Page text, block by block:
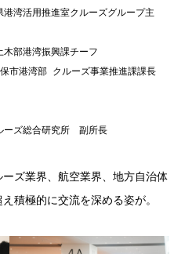
湾活用推進室クルーズグループ主
部港湾振興課チーフ
市港湾部 クルーズ事業推進課課長
ズ総合研究所　副所長
ズ業界、航空業界、地方自治体
積極的に交流を深める姿が。